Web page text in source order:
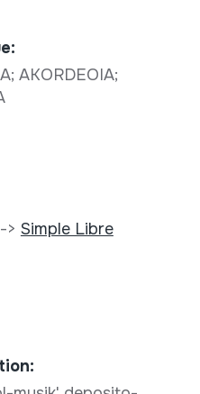
AKORDEOIA;
Simple Libre